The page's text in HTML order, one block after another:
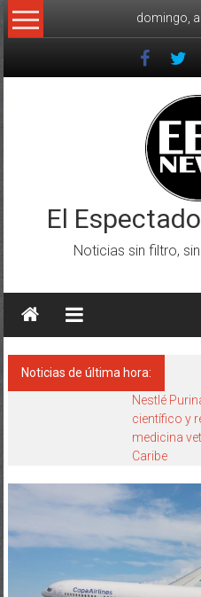
Saltar
al
domingo,
El
Noticias sin filtro,
Noticias de última hora:
Nestlé
científico y
medicina
Caribe